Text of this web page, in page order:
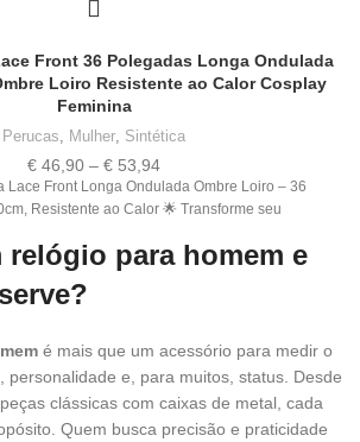
Front 36 Polegadas Longa Ondulada
Loiro Resistente ao Calor Cosplay
Feminina
Perucas Mulher Sintética
€ 46,90 – € 53,94Price
range:
€ 46,90
€ 53,94
Lace Front Longa Ondulada Ombre Loiro – 36
Resistente ao Calor 🌟 Transforme seu
relógio para homem e
é mais que um acessório para medir o
personalidade e, para muitos, status. Desde
clássicas com caixas de metal, cada
Quem busca precisão e praticidade